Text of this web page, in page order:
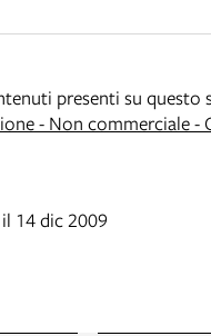
presenti su questo
- Non commerciale -
14 dic 2009